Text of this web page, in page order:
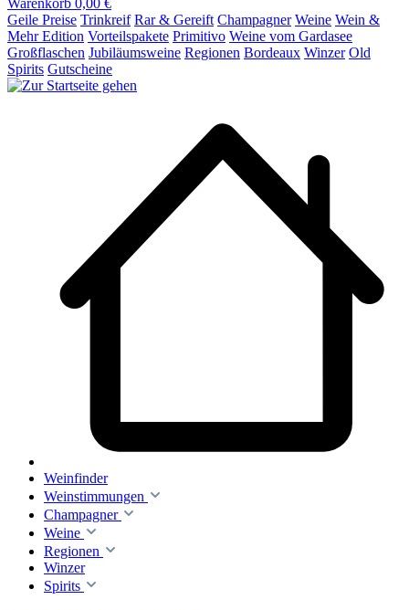
Warenkorb 0,00 €
Geile Preise Trinkreif Rar & Gereift Champagner Weine Wein &
Mehr Edition Vorteilspakete Primitivo Weine vom Gardasee
Großflaschen Jubiläumsweine Regionen Bordeaux Winzer Old
Spirits Gutscheine
Weinfinder
Weinstimmungen
Champagner
Weine
Regionen
Winzer
Spirits